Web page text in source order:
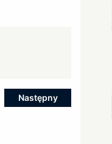
Następny